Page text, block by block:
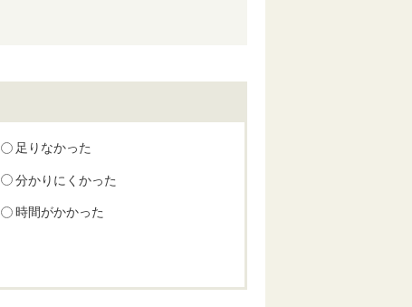
足りなかった
分かりにくかった
時間がかかった